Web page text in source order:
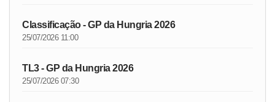
Classificação - GP da Hungria 2026
25/07/2026 11:00
TL3 - GP da Hungria 2026
25/07/2026 07:30